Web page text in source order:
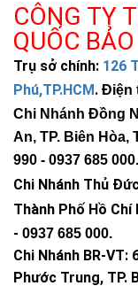
CÔNG TY
QUỐC BẢO
Trụ sở chính: 126
Phú,TP.HCM. Điện
Chi Nhánh Đồng
An, TP. Biên Hòa,
990 - 0937 685 000.
Chi Nhánh Thủ
Thành Phố Hồ Chí
- 0937 685 000.
Chi Nhánh BR-VT:
Phước Trung, TP.